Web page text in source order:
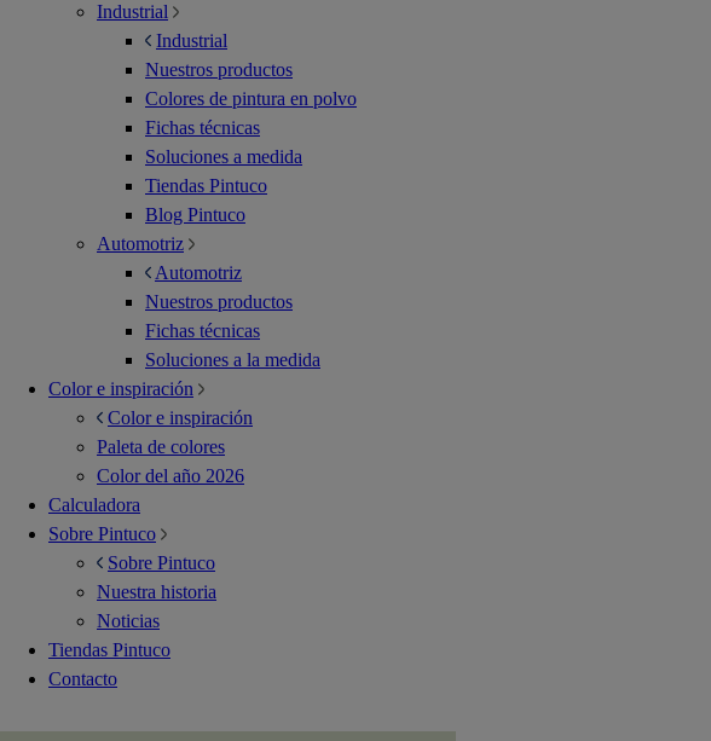
Industrial
Industrial
Nuestros productos
Colores de pintura en polvo
Fichas técnicas
Soluciones a medida
Tiendas Pintuco
Blog Pintuco
Automotriz
Automotriz
Nuestros productos
Fichas técnicas
Soluciones a la medida
Color e inspiración
Color e inspiración
Paleta de colores
Color del año 2026
Calculadora
Sobre Pintuco
Sobre Pintuco
Nuestra historia
Noticias
Tiendas Pintuco
Contacto